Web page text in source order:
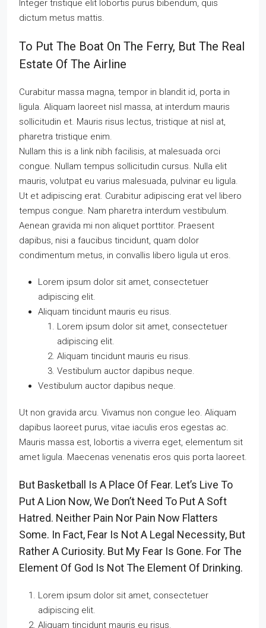
Integer tristique elit lobortis purus bibendum, quis
dictum metus mattis.
To Put The Boat On The Ferry, But The Real
Estate Of The Airline
Curabitur massa magna, tempor in blandit id, porta in
ligula. Aliquam laoreet nisl massa, at interdum mauris
sollicitudin et. Mauris risus lectus, tristique at nisl at,
pharetra tristique enim.
Nullam this is a link nibh facilisis, at malesuada orci
congue. Nullam tempus sollicitudin cursus. Nulla elit
mauris, volutpat eu varius malesuada, pulvinar eu ligula.
Ut et adipiscing erat. Curabitur adipiscing erat vel libero
tempus congue. Nam pharetra interdum vestibulum.
Aenean gravida mi non aliquet porttitor. Praesent
dapibus, nisi a faucibus tincidunt, quam dolor
condimentum metus, in convallis libero ligula ut eros.
Lorem ipsum dolor sit amet, consectetuer
adipiscing elit.
Aliquam tincidunt mauris eu risus.
Lorem ipsum dolor sit amet, consectetuer
adipiscing elit.
Aliquam tincidunt mauris eu risus.
Vestibulum auctor dapibus neque.
Vestibulum auctor dapibus neque.
Ut non gravida arcu. Vivamus non congue leo. Aliquam
dapibus laoreet purus, vitae iaculis eros egestas ac.
Mauris massa est, lobortis a viverra eget, elementum sit
amet ligula. Maecenas venenatis eros quis porta laoreet.
But Basketball Is A Place Of Fear. Let’s Live To
Put A Lion Now, We Don’t Need To Put A Soft
Hatred. Neither Pain Nor Pain Now Flatters
Some. In Fact, Fear Is Not A Legal Necessity, But
Rather A Curiosity. But My Fear Is Gone. For The
Element Of God Is Not The Element Of Drinking.
Lorem ipsum dolor sit amet, consectetuer
adipiscing elit.
Aliquam tincidunt mauris eu risus.